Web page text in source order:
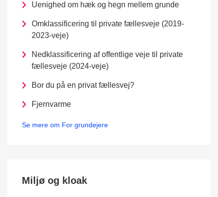
Uenighed om hæk og hegn mellem grunde
Omklassificering til private fællesveje (2019-
2023-veje)
Nedklassificering af offentlige veje til private
fællesveje (2024-veje)
Bor du på en privat fællesvej?
Fjernvarme
Se mere om For grundejere
Miljø og kloak